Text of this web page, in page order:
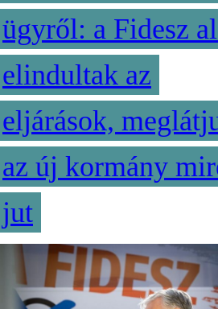
ügyről: a Fidesz
elindultak az
eljárások,
az új kormány
jut